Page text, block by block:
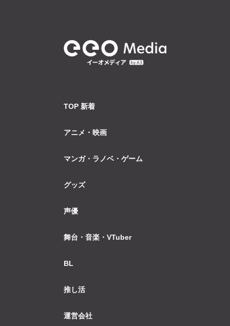
TOP 新着
アニメ・映画
マンガ・ラノベ・ゲーム
グッズ
声優
舞台・音楽・VTuber
BL
推し活
運営会社